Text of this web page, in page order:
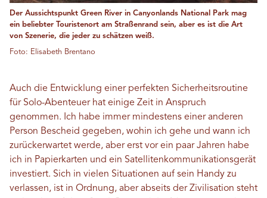
Der Aussichtspunkt Green River in Canyonlands National Park mag
ein beliebter Touristenort am Straßenrand sein, aber es ist die Art
von Szenerie, die jeder zu schätzen weiß.
Foto: Elisabeth Brentano
Auch die Entwicklung einer perfekten Sicherheitsroutine
für Solo-Abenteuer hat einige Zeit in Anspruch
genommen. Ich habe immer mindestens einer anderen
Person Bescheid gegeben, wohin ich gehe und wann ich
zurückerwartet werde, aber erst vor ein paar Jahren habe
ich in Papierkarten und ein Satellitenkommunikationsgerät
investiert. Sich in vielen Situationen auf sein Handy zu
verlassen, ist in Ordnung, aber abseits der Zivilisation steht